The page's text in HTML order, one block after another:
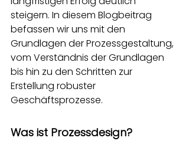
steigern. In diesem Blogbeitrag
befassen wir uns mit den
Grundlagen der Prozessgestaltung,
vom Verständnis der Grundlagen
bis hin zu den Schritten zur
Erstellung robuster
Geschäftsprozesse.
Was ist Prozessdesign?